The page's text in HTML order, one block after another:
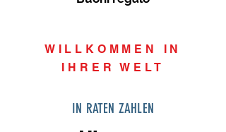
WILLKOMMEN IN
IHRER WELT
IN RATEN ZAHLEN